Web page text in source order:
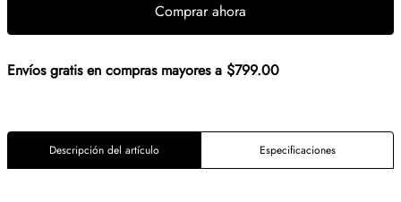
Comprar ahora
Envíos gratis en compras mayores a $799.00
Descripción del artículo Especificaciones